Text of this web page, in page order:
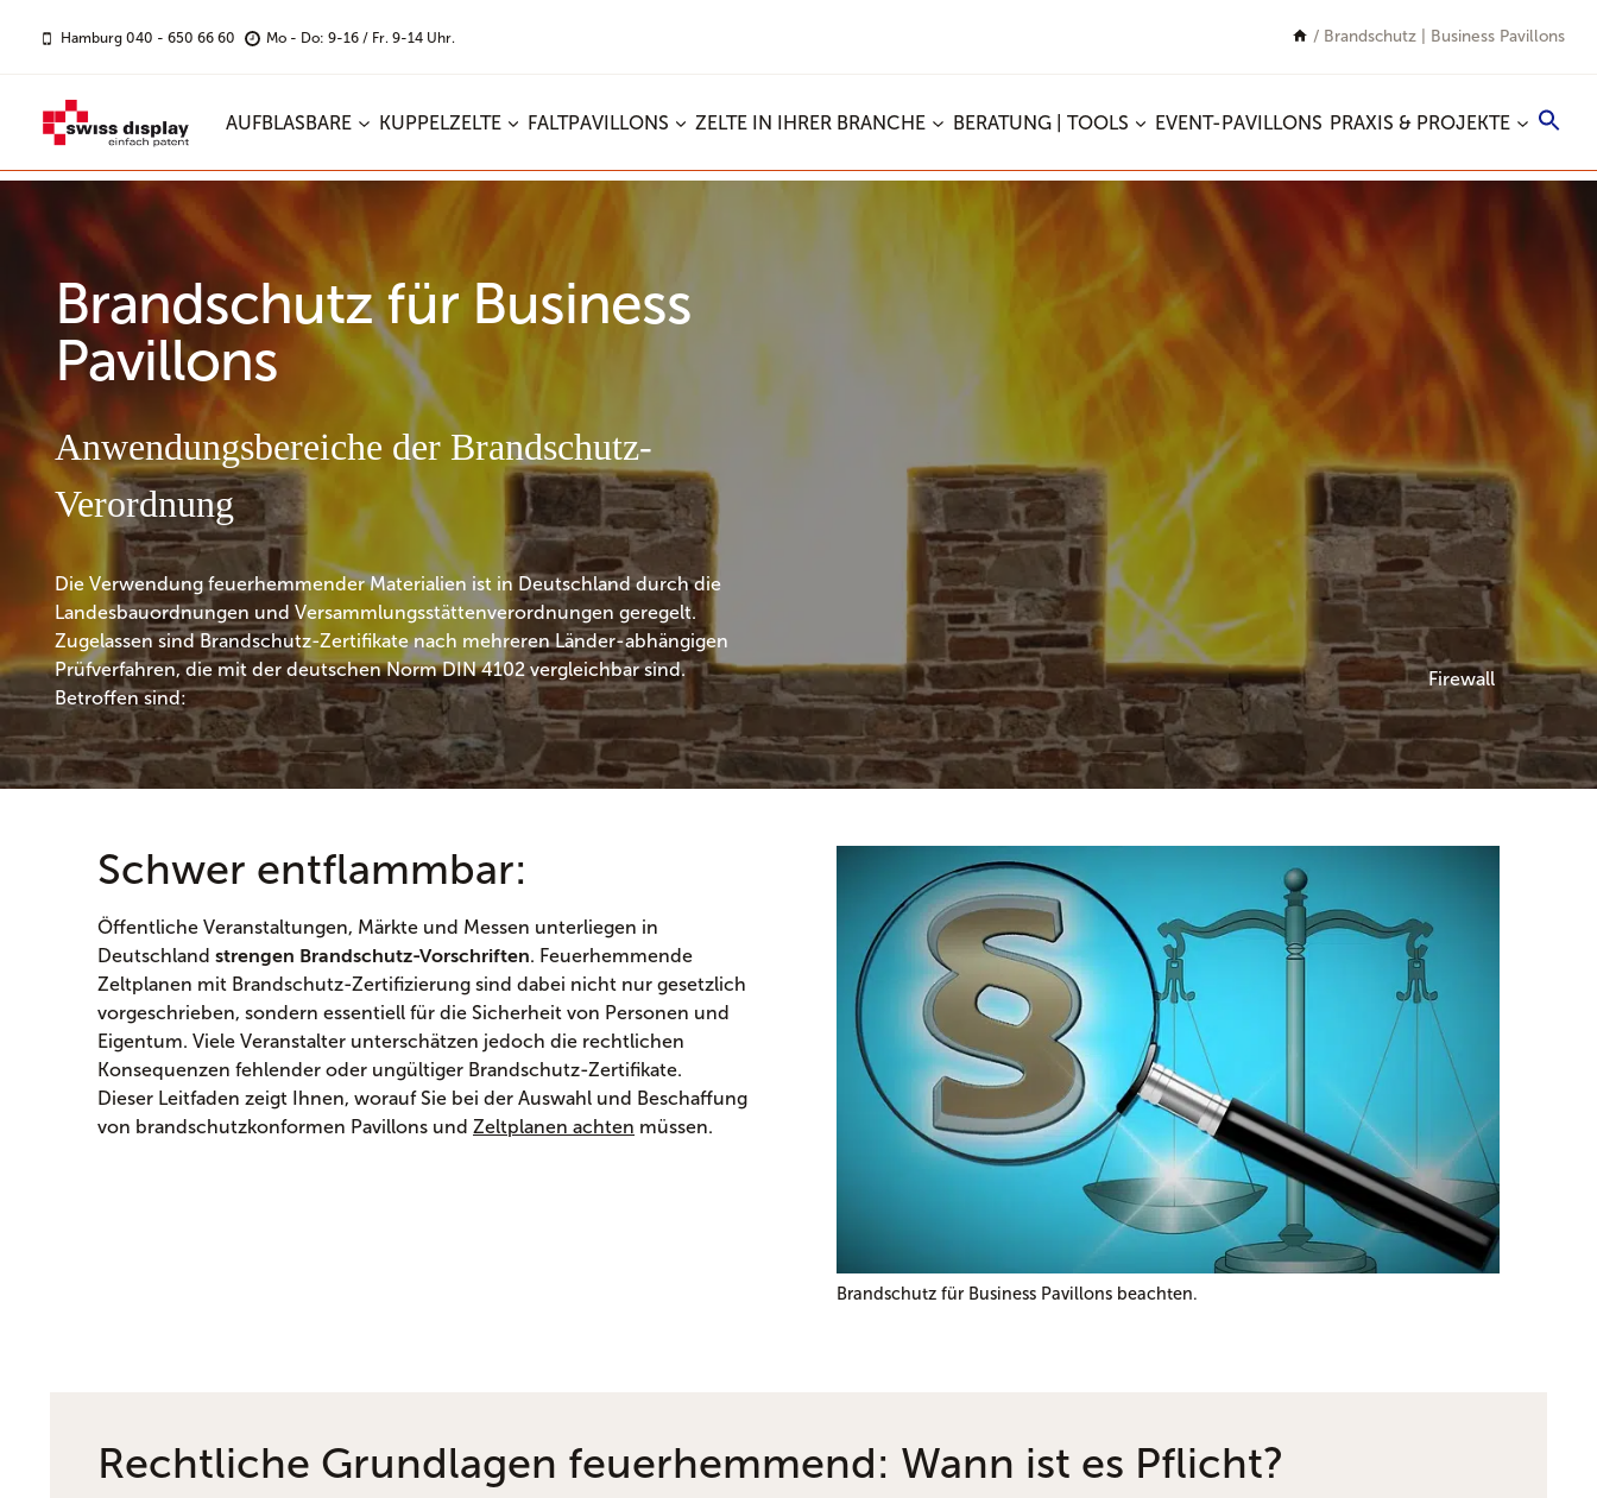
Inhalt
Hamburg 040 - 650 66 60 Mo - Do: 9-16 / Fr. 9-14 Uhr. / Brandschutz | Business Pavillons
AUFBLASBARE KUPPELZELTE FALTPAVILLONS ZELTE IN IHRER BRANCHE BERATUNG | TOOLS EVENT-PAVILLONS PRAXIS & PROJEKTE
Brandschutz für Business
Pavillons
Anwendungsbereiche der Brandschutz-
Verordnung
Die Verwendung feuerhemmender Materialien ist in Deutschland durch die
Landesbauordnungen und Versammlungsstättenverordnungen geregelt.
Zugelassen sind Brandschutz-Zertifikate nach mehreren Länder-abhängigen
Prüfverfahren, die mit der deutschen Norm DIN 4102 vergleichbar sind.
Betroffen sind:
Firewall
Schwer entflammbar:
Öffentliche Veranstaltungen, Märkte und Messen unterliegen in
Deutschland strengen Brandschutz-Vorschriften. Feuerhemmende
Zeltplanen mit Brandschutz-Zertifizierung sind dabei nicht nur gesetzlich
vorgeschrieben, sondern essentiell für die Sicherheit von Personen und
Eigentum. Viele Veranstalter unterschätzen jedoch die rechtlichen
Konsequenzen fehlender oder ungültiger Brandschutz-Zertifikate.
Dieser Leitfaden zeigt Ihnen, worauf Sie bei der Auswahl und Beschaffung
von brandschutzkonformen Pavillons und Zeltplanen achten müssen.
Brandschutz für Business Pavillons beachten.
Rechtliche Grundlagen feuerhemmend: Wann ist es Pflicht?